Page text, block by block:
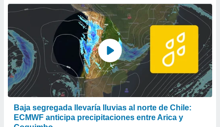
Baja segregada llevaría lluvias al norte de Chile:
ECMWF anticipa precipitaciones entre Arica y